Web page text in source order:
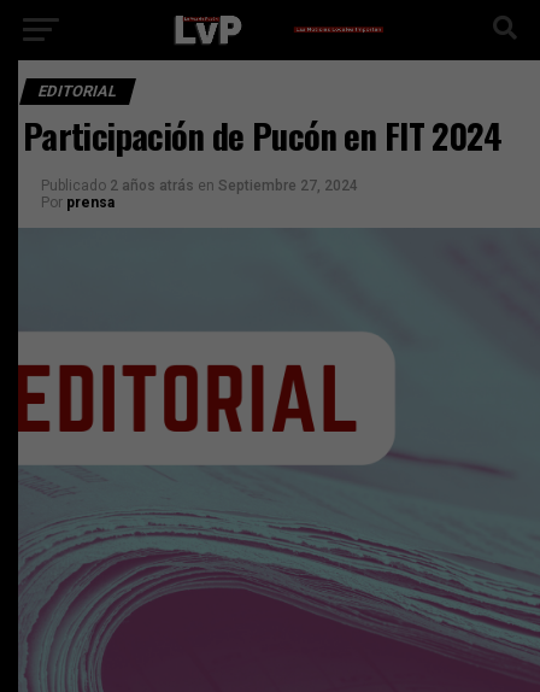
EDITORIAL
Participación de Pucón en FIT 2024
Publicado 2 años atrás en Septiembre 27, 2024
Por prensa